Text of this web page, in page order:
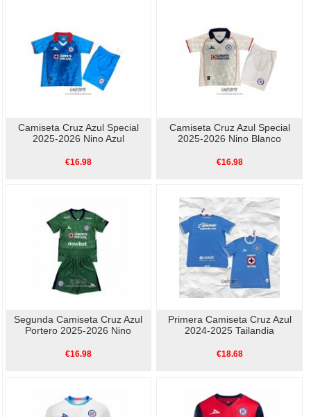
Camiseta Cruz Azul Special
2025-2026 Nino Azul
€16.98
Camiseta Cruz Azul Special
2025-2026 Nino Blanco
€16.98
Segunda Camiseta Cruz Azul
Portero 2025-2026 Nino
€16.98
Primera Camiseta Cruz Azul
2024-2025 Tailandia
€18.68